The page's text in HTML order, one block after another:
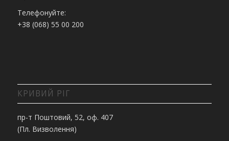
Телефонуйте:
+38 (068) 55 00 200
КРИВИЙ РІГ
пр-т Поштовий, 52, оф. 407
(Пл. Визволення)